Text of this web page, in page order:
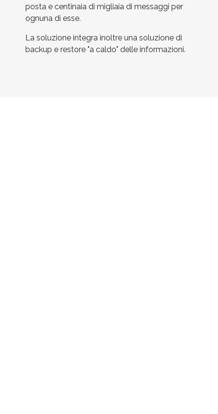
posta e centinaia di migliaia di messaggi per
ognuna di esse.
La soluzione integra inoltre una soluzione di
backup e restore "a caldo" delle informazioni.